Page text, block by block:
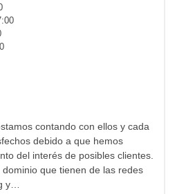
contando con ellos y cada
debido a que hemos
del interés de posibles clientes.
que tienen de las redes
y…